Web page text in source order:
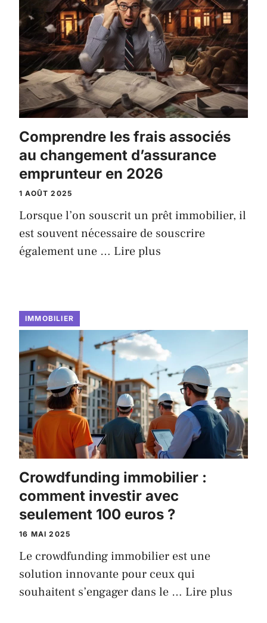
Comprendre les frais associés
au changement d’assurance
emprunteur en 2026
1 AOÛT 2025
Lorsque l’on souscrit un prêt immobilier, il
est souvent nécessaire de souscrire
également une … Lire plus
IMMOBILIER
Crowdfunding immobilier :
comment investir avec
seulement 100 euros ?
16 MAI 2025
Le crowdfunding immobilier est une
solution innovante pour ceux qui
souhaitent s’engager dans le … Lire plus